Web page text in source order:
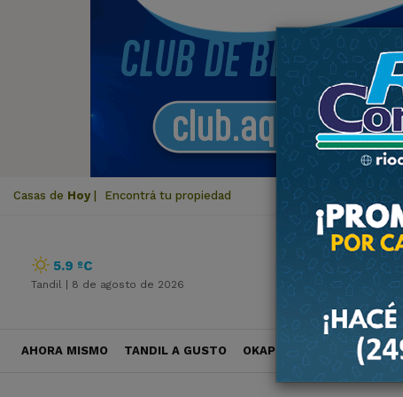
Casas de Hoy Encontrá tu propiedad
5.9 ºC
Tandil | 8 de agosto de 2026
AHORA MISMO TANDIL A GUSTO OKAPI VIAJES POLÍTICA